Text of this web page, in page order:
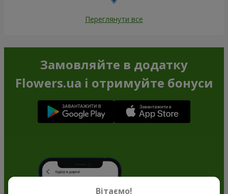
Переглянути все
Замовляйте в додатку
Flowers.ua і отримуйте бонуси
Вітаємо!